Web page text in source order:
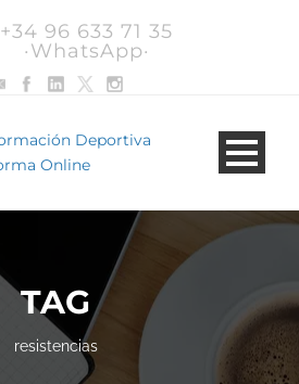
+34 96 633 71 35
·WhatsApp·
TAG
resistencias